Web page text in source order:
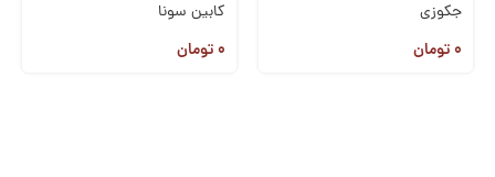
جکوزی
۰تومان
کابین سونا
۰تومان